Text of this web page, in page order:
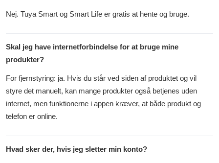
Nej. Tuya Smart og Smart Life er gratis at hente og bruge.
Skal jeg have internetforbindelse for at bruge mine
produkter?
For fjernstyring: ja. Hvis du står ved siden af produktet og vil
styre det manuelt, kan mange produkter også betjenes uden
internet, men funktionerne i appen kræver, at både produkt og
telefon er online.
Hvad sker der, hvis jeg sletter min konto?